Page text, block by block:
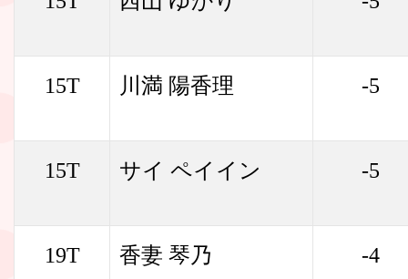
15T 川満 陽香理 -5
15T サイ ペイイン -5
19T 香妻 琴乃 -4